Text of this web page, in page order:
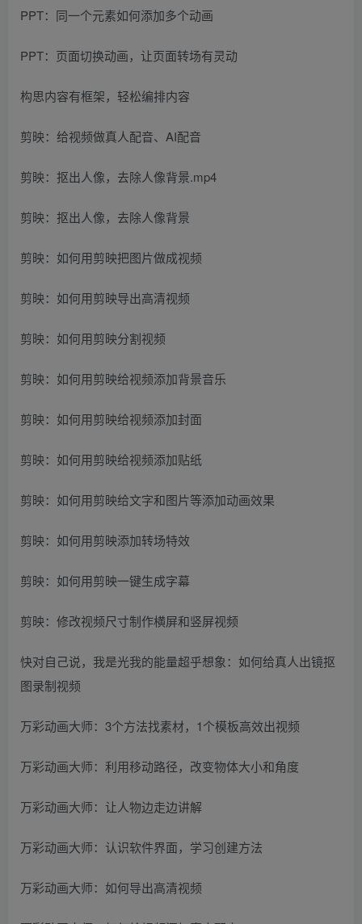
PPT：同一个元素如何添加多个动画
PPT：页面切换动画，让页面转场有灵动
构思内容有框架，轻松编排内容
剪映：给视频做真人配音、AI配音
剪映：抠出人像，去除人像背景.mp4
剪映：抠出人像，去除人像背景
剪映：如何用剪映把图片做成视频
剪映：如何用剪映导出高清视频
剪映：如何用剪映分割视频
剪映：如何用剪映给视频添加背景音乐
剪映：如何用剪映给视频添加封面
剪映：如何用剪映给视频添加贴纸
剪映：如何用剪映给文字和图片等添加动画效果
剪映：如何用剪映添加转场特效
剪映：如何用剪映一键生成字幕
剪映：修改视频尺寸制作横屏和竖屏视频
快对自己说，我是光我的能量超乎想象：如何给真人出镜抠
图录制视频
万彩动画大师：3个方法找素材，1个模板高效出视频
万彩动画大师：利用移动路径，改变物体大小和角度
万彩动画大师：让人物边走边讲解
万彩动画大师：认识软件界面，学习创建方法
万彩动画大师：如何导出高清视频